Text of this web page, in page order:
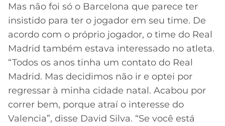
Mas não foi só o Barcelona que parece ter
insistido para ter o jogador em seu time. De
acordo com o próprio jogador, o time do Real
Madrid também estava interessado no atleta.
“Todos os anos tinha um contato do Real
Madrid. Mas decidimos não ir e optei por
regressar à minha cidade natal. Acabou por
correr bem, porque atraí o interesse do
Valencia”, disse David Silva. “Se você está